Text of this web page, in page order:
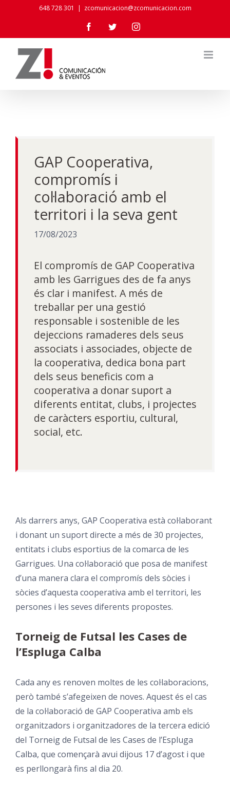
content
648 728 301 | zcomunicacion@zcomunicacion.com
FacebookTwitterInstagram
GAP Cooperativa,
compromís i
col·laboració amb el
territori i la seva gent
17/08/2023
El compromís de GAP Cooperativa
amb les Garrigues des de fa anys
és clar i manifest. A més de
treballar per una gestió
responsable i sostenible de les
dejeccions ramaderes dels seus
associats i associades, objecte de
la cooperativa, dedica bona part
dels seus beneficis com a
cooperativa a donar suport a
diferents entitat, clubs, i projectes
de caràcters esportiu, cultural,
social, etc.
Als darrers anys, GAP Cooperativa està col·laborant
i donant un suport directe a més de 30 projectes,
entitats i clubs esportius de la comarca de les
Garrigues. Una col·laboració que posa de manifest
d’una manera clara el compromís dels sòcies i
sòcies d’aquesta cooperativa amb el territori, les
persones i les seves diferents propostes.
Torneig de Futsal les Cases de
l’Espluga Calba
Cada any es renoven moltes de les col·laboracions,
però també s’afegeixen de noves. Aquest és el cas
de la col·laboració de GAP Cooperativa amb els
organitzadors i organitzadores de la tercera edició
del Torneig de Futsal de les Cases de l’Espluga
Calba, que començarà avui dijous 17 d’agost i que
es perllongarà fins al dia 20.